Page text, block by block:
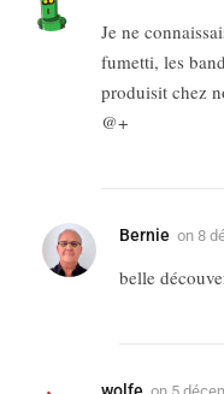
Je ne
fumetti, les
produisit chez
@+
Bernie on 8
belle